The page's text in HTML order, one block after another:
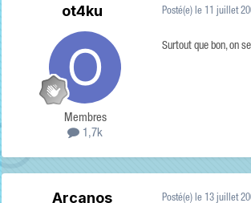
ot4ku
Membres
1,7k
Posté(e) le 11 juillet
Surtout que bon, on
Arcanos Posté(e) le 13 juillet